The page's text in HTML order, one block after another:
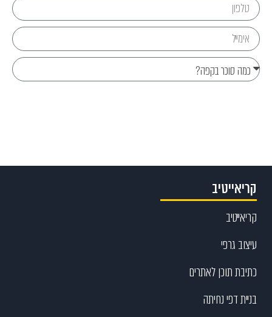
קריאייטיב
קריאייטיב
עיצוב גרפי
כתיבת תוכן לאתרים
בניית דפי נחיתה